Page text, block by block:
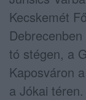
Kecskemét
tó stégen, a
Kaposváron
a Jókai téren.